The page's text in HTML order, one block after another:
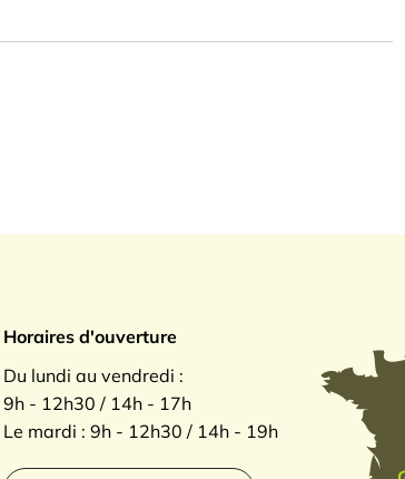
Horaires d'ouverture
Du lundi au vendredi :
9h - 12h30 / 14h - 17h
Le mardi : 9h - 12h30 / 14h - 19h